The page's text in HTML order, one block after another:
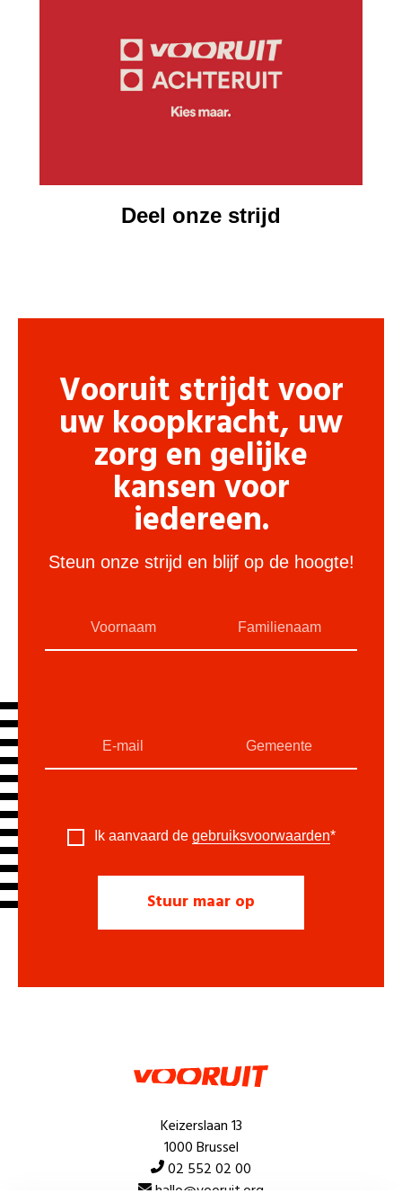
Deel onze strijd
Vooruit strijdt voor
uw koopkracht, uw
zorg en gelijke
kansen voor
iedereen.
Steun onze strijd en blijf op de hoogte!
Ik aanvaard de gebruiksvoorwaarden*
Keizerslaan 13
1000 Brussel
02 552 02 00
hallo@vooruit.org